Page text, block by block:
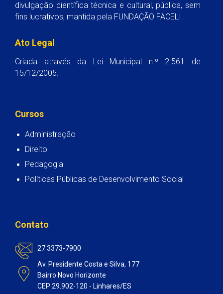
divulgação científica técnica e cultural, pública, sem
fins lucrativos, mantida pela FUNDAÇÃO FACELI.
Ato Legal
Criada através da Lei Municipal n.º 2.561 de
15/12/2005.
Cursos
Administração
Direito
Pedagogia
Políticas Públicas de Desenvolvimento Social
Contato
27 3373-7900
Av. Presidente Costa e Silva, 177
Bairro Novo Horizonte
CEP 29.902-120 - Linhares/ES